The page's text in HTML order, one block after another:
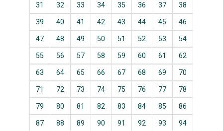
31 32 33 34 35 36 37 38
39 40 41 42 43 44 45 46
47 48 49 50 51 52 53 54
55 56 57 58 59 60 61 62
63 64 65 66 67 68 69 70
71 72 73 74 75 76 77 78
79 80 81 82 83 84 85 86
87 88 89 90 91 92 93 94